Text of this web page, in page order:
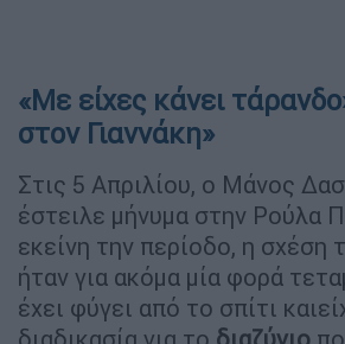
«Με είχες κάνει
στον Γιαννάκη»
Στις 5 Απριλίου, ο Μάνος
έστειλε μήνυμα στην Ρούλα
εκείνη την περίοδο, η σχέση
ήταν για ακόμα μία φορά
έχει φύγει από το σπίτι